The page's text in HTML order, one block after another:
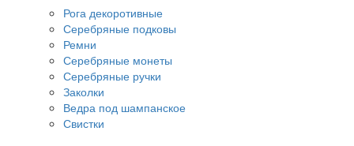
Рога декоротивные
Серебряные подковы
Ремни
Серебряные монеты
Серебряные ручки
Заколки
Ведра под шампанское
Свистки